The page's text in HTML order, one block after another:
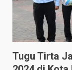
Tugu Tirta